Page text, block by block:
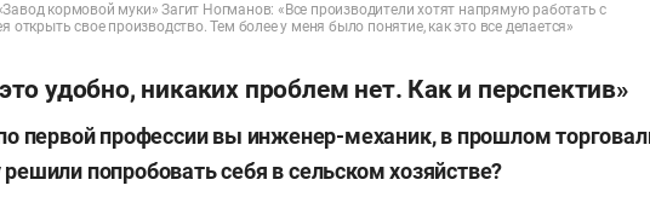
кормовой муки» Загит Ногманов: «Все производители хотят напрямую работать с
открыть свое производство. Тем более у меня было понятие, как это все делается»
удобно, никаких проблем нет. Как и перспектив»
первой профессии вы инженер-механик, в прошлом
попробовать себя в сельском хозяйстве?